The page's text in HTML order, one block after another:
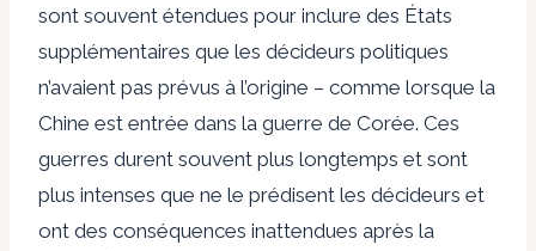
sont souvent étendues pour inclure des États
supplémentaires que les décideurs politiques
n’avaient pas prévus à l’origine – comme lorsque la
Chine est entrée dans la guerre de Corée. Ces
guerres durent souvent plus longtemps et sont
plus intenses que ne le prédisent les décideurs et
ont des conséquences inattendues après la